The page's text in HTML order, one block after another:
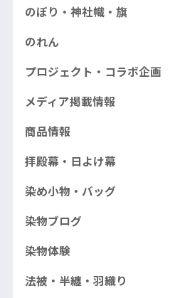
のぼり・神社幟・旗
のれん
プロジェクト・コラボ企画
メディア掲載情報
商品情報
拝殿幕・日よけ幕
染め小物・バッグ
染物ブログ
染物体験
法被・半纏・羽織り